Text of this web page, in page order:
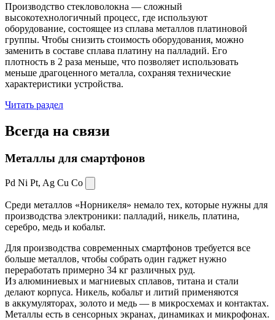
Производство стекловолокна — сложный
высокотехнологичный процесс, где используют
оборудование, состоящее из сплава металлов платиновой
группы. Чтобы снизить стоимость оборудования, можно
заменить в составе сплава платину на палладий. Его
плотность в 2 раза меньше, что позволяет использовать
меньше драгоценного металла, сохраняя технические
характеристики устройства.
Читать раздел
Всегда на связи
Металлы для смартфонов
Pd Ni Pt, Ag Cu Co
Среди металлов «Норникеля» немало тех, которые нужны для
производства электроники: палладий, никель, платина,
серебро, медь и кобальт.
Для производства современных смартфонов требуется все
больше металлов, чтобы собрать один гаджет нужно
переработать примерно 34 кг различных руд.
Из алюминиевых и магниевых сплавов, титана и стали
делают корпуса. Никель, кобальт и литий применяются
в аккумуляторах, золото и медь — в микросхемах и контактах.
Металлы есть в сенсорных экранах, динамиках и микрофонах.